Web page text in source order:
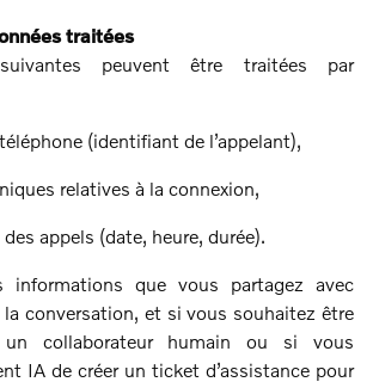
traitées
peuvent être traitées par
(identifiant de l’appelant),
relatives à la connexion,
appels (date, heure, durée).
informations que vous partagez avec
la conversation, et si vous souhaitez être
un collaborateur humain ou si vous
IA de créer un ticket d’assistance pour